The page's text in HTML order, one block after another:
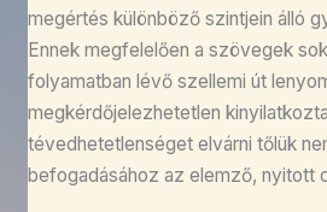
megértés különböző szintjein álló
Ennek megfelelően a szövegek
folyamatban lévő szellemi út
megkérdőjelezhetetlen
tévedhetetlenséget elvárni tőlük
befogadásához az elemző, nyitott